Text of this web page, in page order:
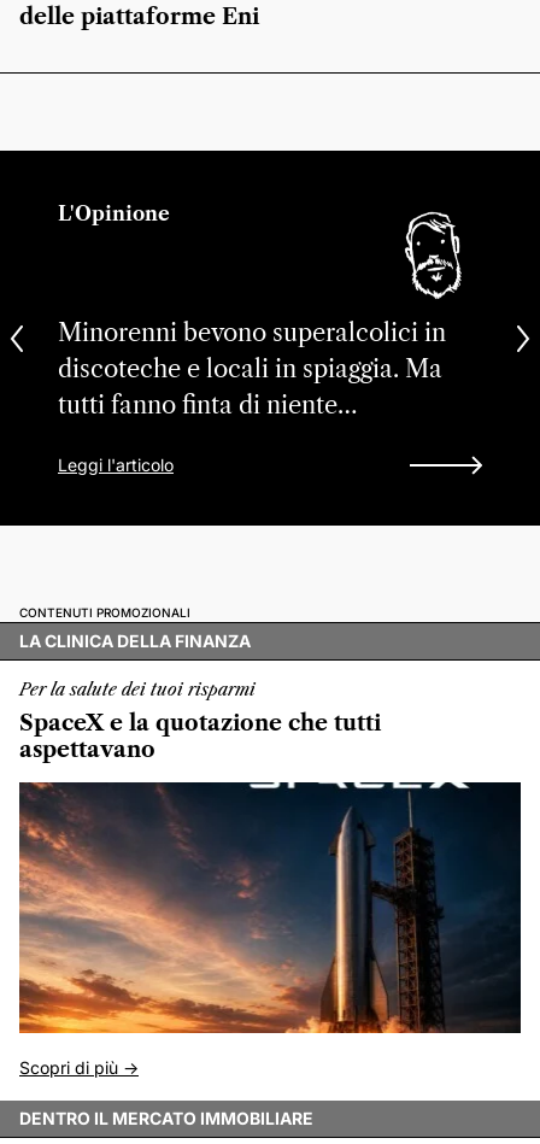
delle piattaforme Eni
L'Opinione
Minorenni bevono superalcolici in
discoteche e locali in spiaggia. Ma
tutti fanno finta di niente…
Leggi l'articolo
CONTENUTI PROMOZIONALI
LA CLINICA DELLA FINANZA
Per la salute dei tuoi risparmi
SpaceX e la quotazione che tutti
aspettavano
Scopri di più ->
DENTRO IL MERCATO IMMOBILIARE